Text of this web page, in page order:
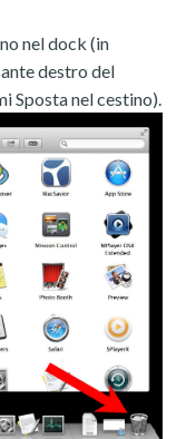
nel dock (in
destro del
Sposta nel cestino).